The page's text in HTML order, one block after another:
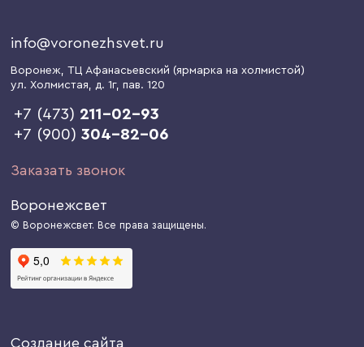
info@voronezhsvet.ru
Воронеж, ТЦ Афанасьевский (ярмарка на холмистой)
ул. Холмистая, д. 1г, пав. 120
+7 (473) 211-02-93
+7 (900)304-82-06
Заказать звонок
Воронежсвет
© Воронежсвет. Все права защищены.
Создание сайта